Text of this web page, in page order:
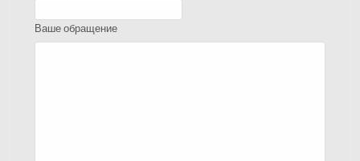
Ваше обращение